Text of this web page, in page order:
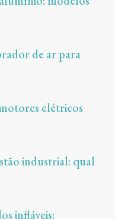
de ar para
elétricos
industrial: qual
infláveis: